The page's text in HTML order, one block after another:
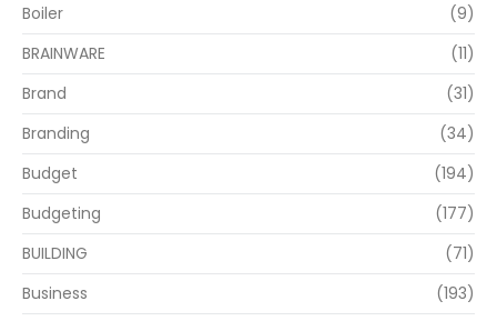
Boiler
(9)
BRAINWARE
(11)
Brand
(31)
Branding
(34)
Budget
(194)
Budgeting
(177)
BUILDING
(71)
Business
(193)